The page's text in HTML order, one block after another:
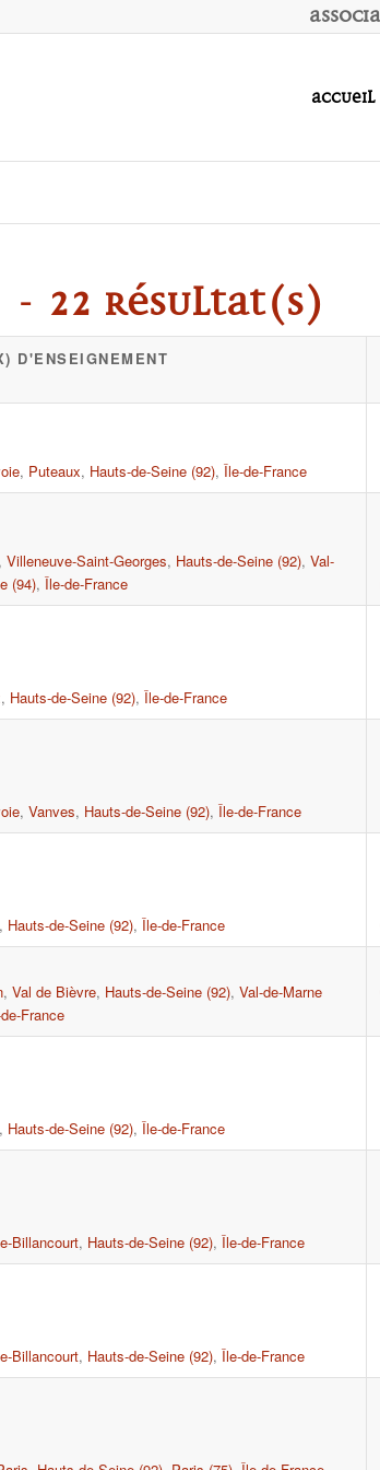
A
Accueil
- 22 résultat(s)
D'ENSEIGNEMENT
, Puteaux, Hauts-de-Seine (92), Île-de-France
, Villeneuve-Saint-Georges, Hauts-de-Seine (92), Val-
(94), Île-de-France
, Hauts-de-Seine (92), Île-de-France
, Vanves, Hauts-de-Seine (92), Île-de-France
, Hauts-de-Seine (92), Île-de-France
, Val de Bièvre, Hauts-de-Seine (92), Val-de-Marne
France
, Hauts-de-Seine (92), Île-de-France
Billancourt, Hauts-de-Seine (92), Île-de-France
Billancourt, Hauts-de-Seine (92), Île-de-France